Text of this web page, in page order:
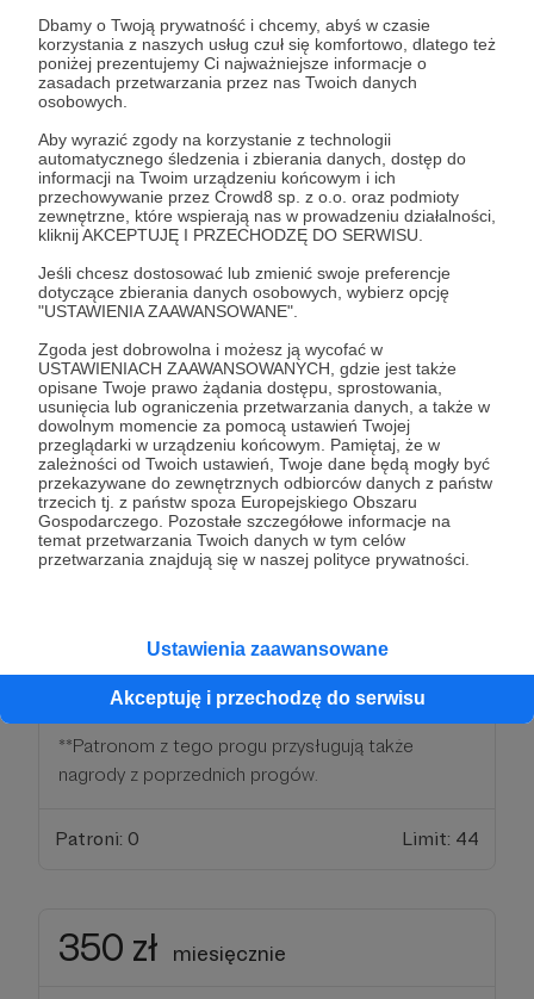
Dbamy o Twoją prywatność i chcemy, abyś w czasie
korzystania z naszych usług czuł się komfortowo, dlatego też
poniżej prezentujemy Ci najważniejsze informacje o
zasadach przetwarzania przez nas Twoich danych
osobowych.
Aby wyrazić zgody na korzystanie z technologii
automatycznego śledzenia i zbierania danych, dostęp do
informacji na Twoim urządzeniu końcowym i ich
przechowywanie przez Crowd8 sp. z o.o. oraz podmioty
zewnętrzne, które wspierają nas w prowadzeniu działalności,
kliknij AKCEPTUJĘ I PRZECHODZĘ DO SERWISU.
Jeśli chcesz dostosować lub zmienić swoje preferencje
dotyczące zbierania danych osobowych, wybierz opcję
"USTAWIENIA ZAAWANSOWANE".
Zgoda jest dobrowolna i możesz ją wycofać w
USTAWIENIACH ZAAWANSOWANYCH, gdzie jest także
opisane Twoje prawo żądania dostępu, sprostowania,
usunięcia lub ograniczenia przetwarzania danych, a także w
dowolnym momencie za pomocą ustawień Twojej
przeglądarki w urządzeniu końcowym. Pamiętaj, że w
zależności od Twoich ustawień, Twoje dane będą mogły być
przekazywane do zewnętrznych odbiorców danych z państw
trzecich tj. z państw spoza Europejskiego Obszaru
Gospodarczego. Pozostałe szczegółowe informacje na
temat przetwarzania Twoich danych w tym celów
przetwarzania znajdują się w naszej polityce prywatności.
Ustawienia zaawansowane
Akceptuję i przechodzę do serwisu
Twoje wsparcie zasługuje na nagrodę!
W tym progu otrzymasz od nas materialne
potwierdzenie Twojej szczodrości. Chcemy
przekazać Ci upominek w formie gadżetów z
naszym logo na pamiątkę Twojego
zaangażowania.
* Patronom z tego progu przysługują nagrody z
niższych progów.
250 zł miesięcznie
Chylimy czoła Twojej hojności i determinacji!
Żeby Ci się odwdzięczyć,
będziesz dostawał
*nagroda dostępna przy min. 3 miesięcznym
wsparciu.
**Patronom z tego progu przysługują także
nagrody z poprzednich progów.
Patroni: 0 Limit: 44
350 zł miesięcznie